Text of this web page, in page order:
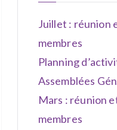
Juillet : réunion
membres
Planning
Assemblées
Mars : réunion
membres